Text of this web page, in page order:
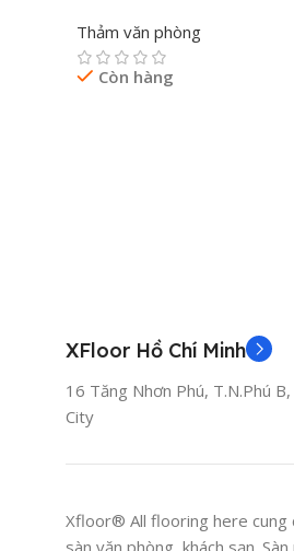
thi công thảm sk48 cam
Thảm văn phòng
Còn hàng
XFloor Hồ Chí Minh
16 Tăng Nhơn Phú, T.N.Phú
City
Xfloor® All flooring here cung